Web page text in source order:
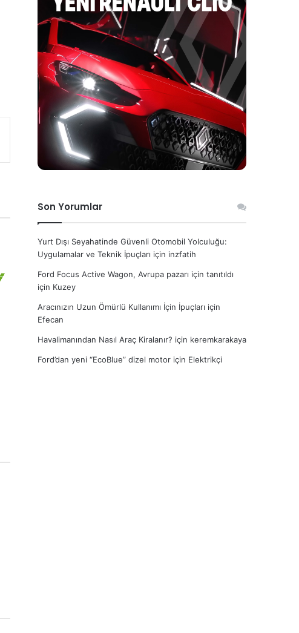
Son Yorumlar
Yurt Dışı Seyahatinde Güvenli Otomobil Yolculuğu:
Uygulamalar ve Teknik İpuçları için inzfatih
Ford Focus Active Wagon, Avrupa pazarı için tanıtıldı
için Kuzey
Aracınızın Uzun Ömürlü Kullanımı İçin İpuçları için
Efecan
Havalimanından Nasıl Araç Kiralanır? için keremkarakaya
Ford’dan yeni “EcoBlue” dizel motor için Elektrikçi